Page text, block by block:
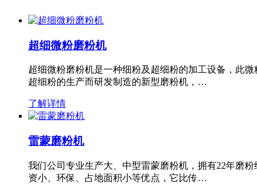
超细微粉磨粉机
超细微粉磨粉机是一种细粉及超细粉的加工设备，此
超细粉的生产而研发制造的新型磨粉机，…
了解详情
雷蒙磨粉机
我们公司专业生产大、中型雷蒙磨粉机，拥有22年磨
资小、环保、占地面积小等优点，它比传…